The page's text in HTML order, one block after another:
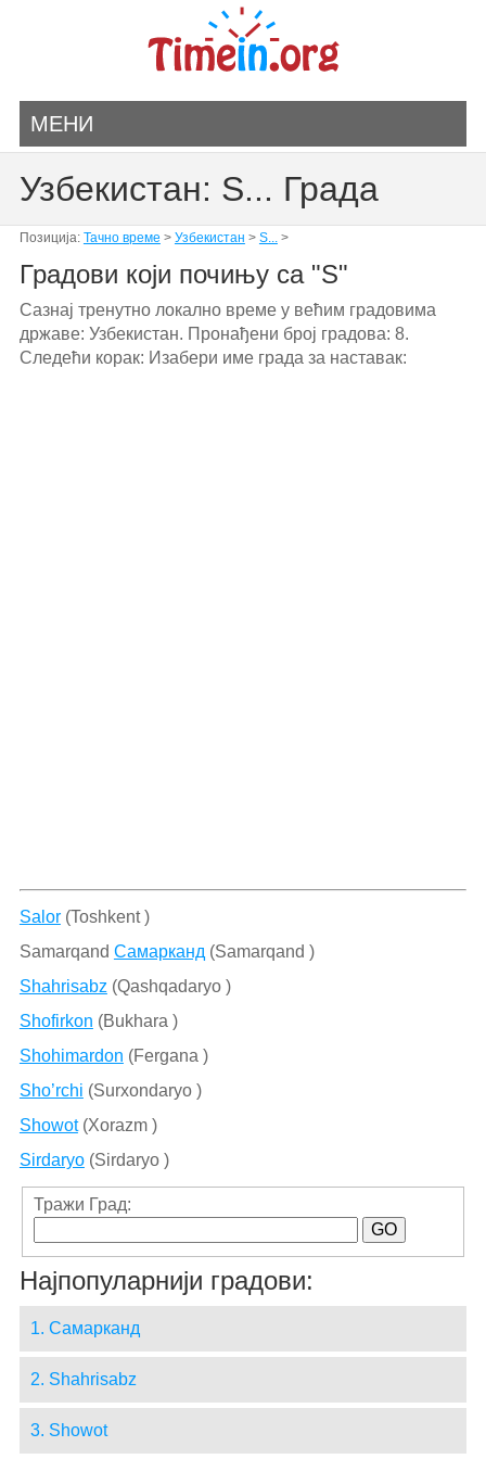
МЕНИ
Узбекистан: S... Града
Позиција: Тачно време > Узбекистан > S...>
Градови који почињу са "S"
Сазнај тренутно локално време у већим градовима
државе: Узбекистан. Пронађени број градова: 8.
Следећи корак: Изабери име града за наставак:
Salor(Toshkent )
Samarqand Самарканд (Samarqand )
Shahrisabz (Qashqadaryo )
Shofirkon (Bukhara )
Shohimardon (Fergana )
Sho’rchi (Surxondaryo )
Showot(Xorazm )
Sirdaryo(Sirdaryo )
Тражи Град:
Најпопуларнији градови:
1. Самарканд
2. Shahrisabz
3. Showot